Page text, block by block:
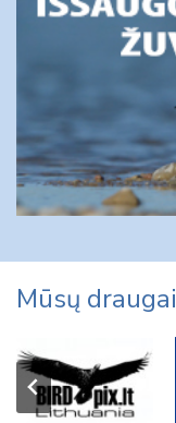
Mūsų draugai